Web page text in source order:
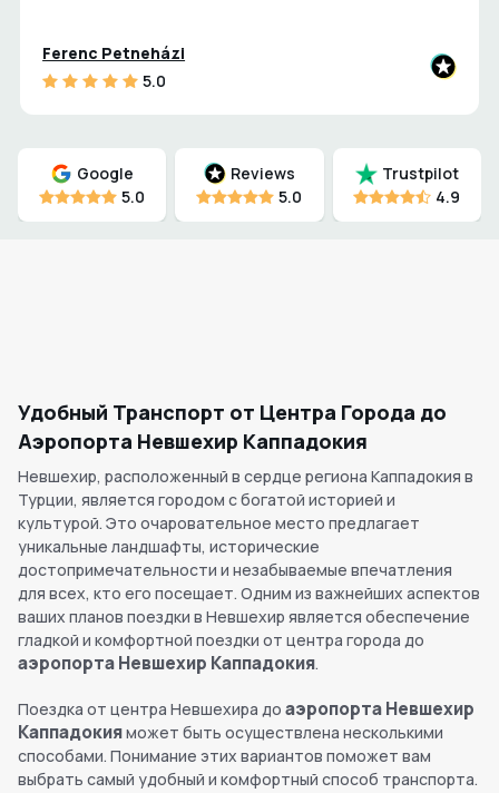
Ferenc Petneházi
5.0
Google
5.0
Reviews
5.0
Trustpilot
4.9
Удобный Транспорт от Центра Города до
Аэропорта Невшехир Каппадокия
Невшехир, расположенный в сердце региона Каппадокия в
Турции, является городом с богатой историей и
культурой. Это очаровательное место предлагает
уникальные ландшафты, исторические
достопримечательности и незабываемые впечатления
для всех, кто его посещает. Одним из важнейших аспектов
ваших планов поездки в Невшехир является обеспечение
гладкой и комфортной поездки от центра города до
аэропорта Невшехир Каппадокия.
Поездка от центра Невшехира до аэропорта Невшехир
Каппадокияможет быть осуществлена несколькими
способами. Понимание этих вариантов поможет вам
выбрать самый удобный и комфортный способ транспорта.